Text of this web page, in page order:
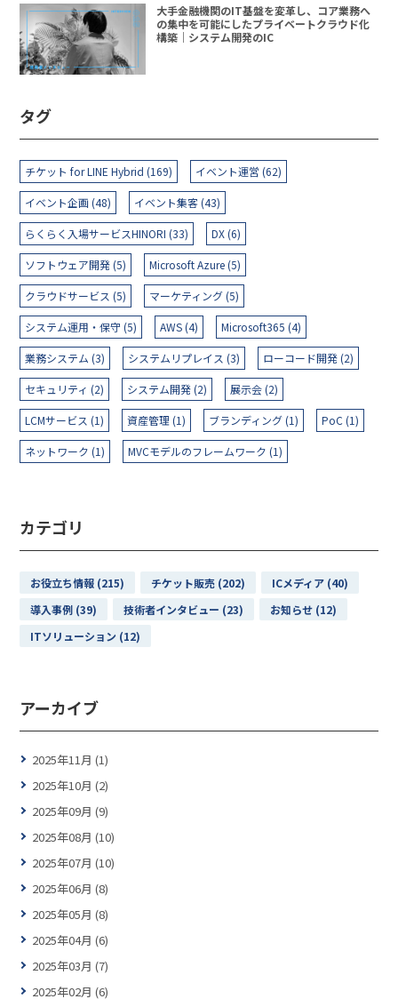
大手金融機関のIT基盤を変革し、コア業務へ
の集中を可能にしたプライベートクラウド化
構築｜システム開発のIC
タグ
チケット for LINE Hybrid (169) イベント運営 (62)
イベント企画 (48) イベント集客 (43)
らくらく入場サービスHINORI (33) DX (6)
ソフトウェア開発 (5) Microsoft Azure (5)
クラウドサービス (5) マーケティング (5)
システム運用・保守 (5) AWS (4) Microsoft365 (4)
業務システム (3) システムリプレイス (3) ローコード開発 (2)
セキュリティ (2) システム開発 (2) 展示会 (2)
LCMサービス (1) 資産管理 (1) ブランディング (1) PoC (1)
ネットワーク (1) MVCモデルのフレームワーク (1)
カテゴリ
お役立ち情報 (215) チケット販売 (202)
ICメディア (40)
導入事例 (39)
技術者インタビュー (23)
お知らせ (12)
ITソリューション (12)
アーカイブ
2025年11月 (1)
2025年10月 (2)
2025年09月 (9)
2025年08月 (10)
2025年07月 (10)
2025年06月 (8)
2025年05月 (8)
2025年04月 (6)
2025年03月 (7)
2025年02月 (6)